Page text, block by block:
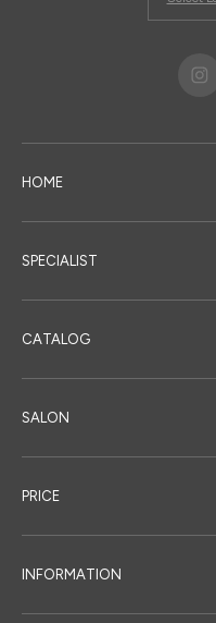
HOME
SPECIALIST
CATALOG
SALON
PRICE
INFORMATION